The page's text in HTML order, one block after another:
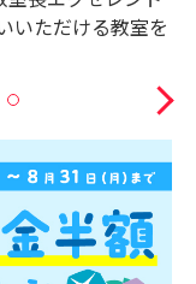
顔でお通いいただ